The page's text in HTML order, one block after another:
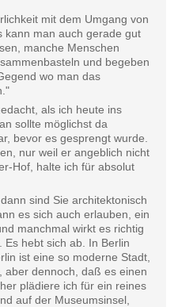
mit dem Umgang von
kann man auch gerade gut
manche Menschen
und begeben
wo man das
als ich heute ins
sollte möglichst da
bevor es gesprengt wurde.
nur weil er angeblich nicht
Hof, halte ich für absolut
sind Sie architektonisch
es sich auch erlauben, ein
manchmal wirkt es richtig
Es hebt sich ab. In Berlin
ist eine so moderne Stadt,
aber dennoch, daß es einen
plädiere ich für ein reines
auf der Museumsinsel,